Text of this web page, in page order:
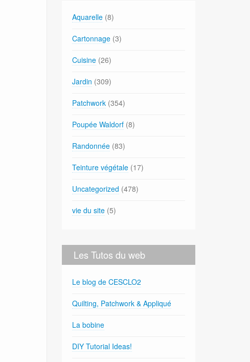
Aquarelle (8)
Cartonnage (3)
Cuisine (26)
Jardin (309)
Patchwork (354)
Poupée Waldorf (8)
Randonnée (83)
Teinture végétale (17)
Uncategorized (478)
vie du site (5)
Les Tutos du web
Le blog de CESCLO2
Quilting, Patchwork & Appliqué
La bobine
DIY Tutorial Ideas!